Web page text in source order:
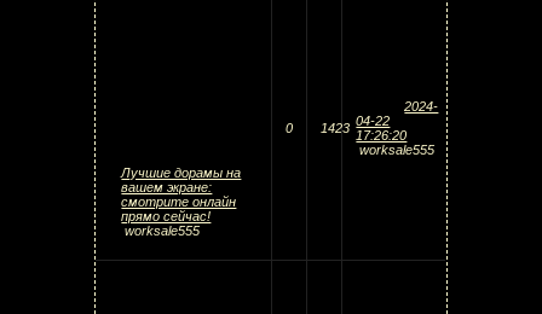
Лучшие дорамы на
вашем экране:
смотрите онлайн
прямо сейчас!
worksale555
0 1423
2024-
04-22
17:26:20
worksale555